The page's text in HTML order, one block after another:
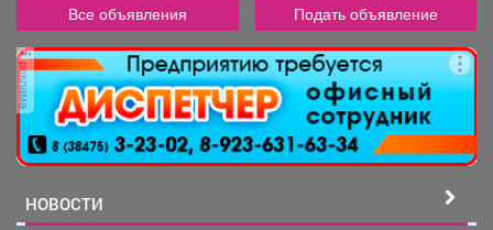
Все объявления Подать объявление
реклама
НОВОСТИ